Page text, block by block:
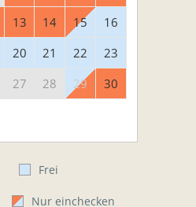
13 14 15
16
20 21 22
23
27 28 29
30
Frei
Nur einchecken